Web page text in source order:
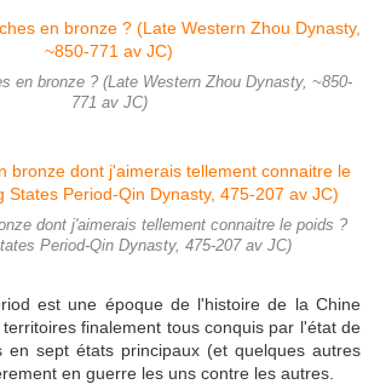
en bronze ? (Late Western Zhou Dynasty, ~850-
771 av JC)
dont j'aimerais tellement connaitre le poids ?
Period-Qin Dynasty, 475-207 av JC)
est une époque de l'histoire de la Chine
finalement tous conquis par l'état de
en sept états principaux (et quelques autres
en guerre les uns contre les autres.